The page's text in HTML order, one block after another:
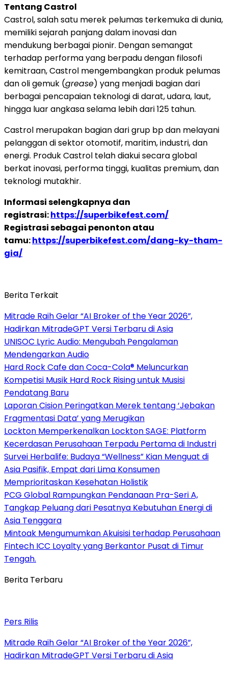
Tentang Castrol
Castrol, salah satu merek pelumas terkemuka di dunia,
memiliki sejarah panjang dalam inovasi dan
mendukung berbagai pionir. Dengan semangat
terhadap performa yang berpadu dengan filosofi
kemitraan, Castrol mengembangkan produk pelumas
dan oli gemuk (grease) yang menjadi bagian dari
berbagai pencapaian teknologi di darat, udara, laut,
hingga luar angkasa selama lebih dari 125 tahun.
Castrol merupakan bagian dari grup bp dan melayani
pelanggan di sektor otomotif, maritim, industri, dan
energi. Produk Castrol telah diakui secara global
berkat inovasi, performa tinggi, kualitas premium, dan
teknologi mutakhir.
Informasi selengkapnya dan
registrasi:https://superbikefest.com/
Registrasi sebagai penonton atau
tamu:https://superbikefest.com/dang-ky-tham-
gia/
Berita Terkait
Mitrade Raih Gelar “AI Broker of the Year 2026”,
Hadirkan MitradeGPT Versi Terbaru di Asia
UNISOC Lyric Audio: Mengubah Pengalaman
Mendengarkan Audio
Hard Rock Cafe dan Coca-Cola® Meluncurkan
Kompetisi Musik Hard Rock Rising untuk Musisi
Pendatang Baru
Laporan Cision Peringatkan Merek tentang ‘Jebakan
Fragmentasi Data’ yang Merugikan
Lockton Memperkenalkan Lockton SAGE: Platform
Kecerdasan Perusahaan Terpadu Pertama di Industri
Survei Herbalife: Budaya “Wellness” Kian Menguat di
Asia Pasifik, Empat dari Lima Konsumen
Memprioritaskan Kesehatan Holistik
PCG Global Rampungkan Pendanaan Pra-Seri A,
Tangkap Peluang dari Pesatnya Kebutuhan Energi di
Asia Tenggara
Mintoak Mengumumkan Akuisisi terhadap Perusahaan
Fintech ICC Loyalty yang Berkantor Pusat di Timur
Tengah.
Berita Terbaru
Pers Rilis
Mitrade Raih Gelar “AI Broker of the Year 2026”,
Hadirkan MitradeGPT Versi Terbaru di Asia